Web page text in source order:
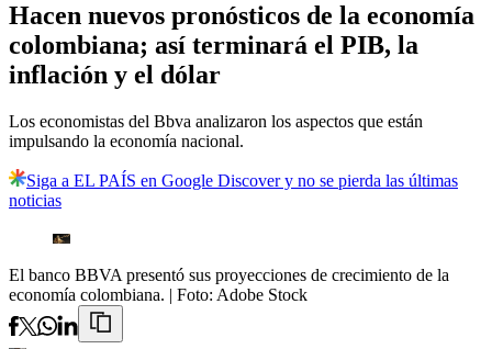
Hacen nuevos pronósticos de la economía
colombiana; así terminará el PIB, la
inflación y el dólar
Los economistas del Bbva analizaron los aspectos que están
impulsando la economía nacional.
Siga a EL PAÍS en Google Discover y no se pierda las últimas
noticias
El banco BBVA presentó sus proyecciones de crecimiento de la
economía colombiana. | Foto: Adobe Stock